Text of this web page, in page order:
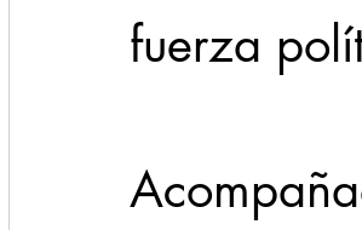
fuerza